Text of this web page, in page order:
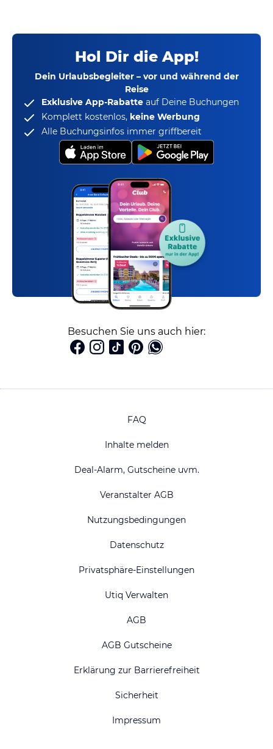
Hol Dir die App!
Dein Urlaubsbegleiter – vor und während der
Reise
Exklusive App-Rabatte auf Deine Buchungen
Komplett kostenlos, keine Werbung
Alle Buchungsinfos immer griffbereit
Besuchen Sie uns auch hier:
FAQ
Inhalte melden
Deal-Alarm, Gutscheine uvm.
Veranstalter AGB
Nutzungsbedingungen
Datenschutz
Privatsphäre-Einstellungen
Utiq Verwalten
AGB
AGB Gutscheine
Erklärung zur Barrierefreiheit
Sicherheit
Impressum